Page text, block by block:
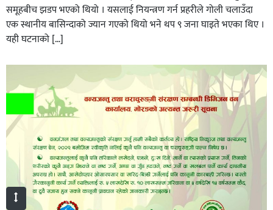
समूहबीच झडप भएको थियो । यसलाई नियन्त्रण गर्न प्रहरीले गोली चलाउँदा
एक स्थानीय बासिन्दाको ज्यान गएको थियो भने थप ९ जना घाइते भएका थिए ।
यही घटनाको […]